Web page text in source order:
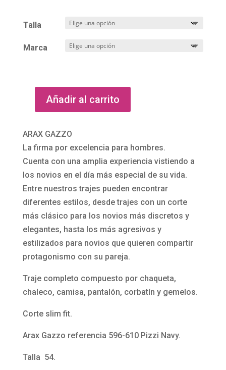
Talla
Marca
ceremonia
completo
596-
610
Pizzi
Navy
de
Arax
Gazzo
cantidad
Añadir al carrito
ARAX GAZZO
La firma por excelencia para hombres.
Cuenta con una amplia experiencia vistiendo a
los novios en el día más especial de su vida.
Entre nuestros trajes pueden encontrar
diferentes estilos, desde trajes con un corte
más clásico para los novios más discretos y
elegantes, hasta los más agresivos y
estilizados para novios que quieren compartir
protagonismo con su pareja.
Traje completo compuesto por chaqueta,
chaleco, camisa, pantalón, corbatín y gemelos.
Corte slim fit.
Arax Gazzo referencia 596-610 Pizzi Navy.
Talla 54.